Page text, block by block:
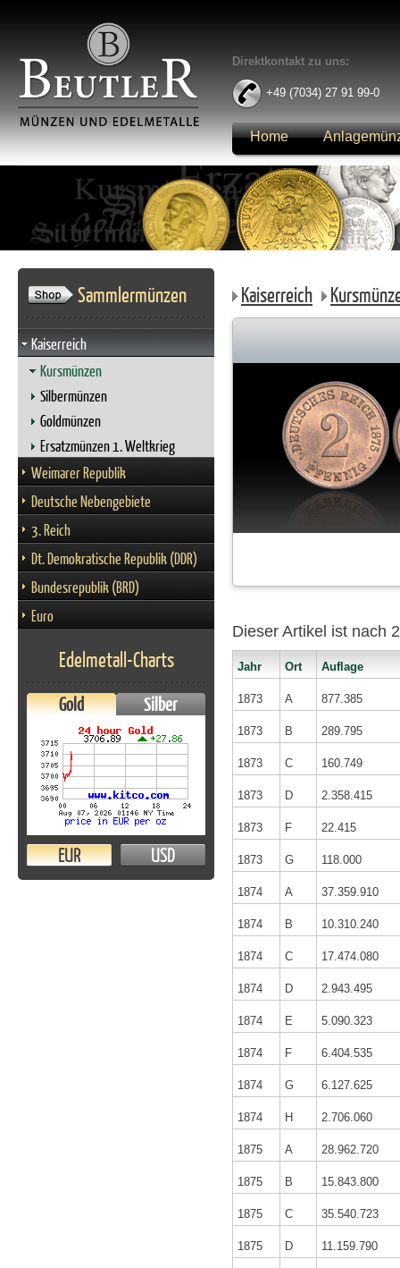
Direktkontakt zu uns:
+49 (7034) 27 91 99-0
Home
Anmelden
Sammlermünzen
Kaiserreich
Kursmünzen
Silbermünzen
Goldmünzen
Ersatzmünzen 1. Weltkrieg
Weimarer Republik
Deutsche Nebengebiete
3. Reich
Dt. Demokratische Republik (DDR)
Bundesrepublik (BRD)
Euro
Edelmetall-Charts
Gold Silber
EUR USD
Kaiserreich
Dieser Artikel ist nach
Jahr Ort Auflage
1873 A 877.385
1873 B 289.795
1873 C 160.749
1873 D 2.358.415
1873 F 22.415
1873 G 118.000
1874 A 37.359.910
1874 B 10.310.240
1874 C 17.474.080
1874 D 2.943.495
1874 E 5.090.323
1874 F 6.404.535
1874 G 6.127.625
1874 H 2.706.060
1875 A 28.962.720
1875 B 15.843.800
1875 C 35.540.723
1875 D 11.159.790